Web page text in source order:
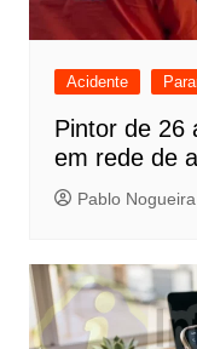
Acidente
Pintor de 26
em rede de
Pablo Nogueira